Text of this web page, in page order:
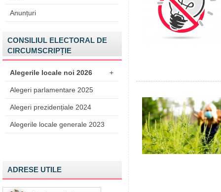
Anunțuri
CONSILIUL ELECTORAL DE
CIRCUMSCRIPȚIE
Alegerile locale noi 2026 +
Alegeri parlamentare 2025
Alegeri prezidențiale 2024
Alegerile locale generale 2023
ADRESE UTILE